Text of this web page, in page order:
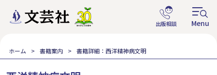
ホーム 書籍案内 書籍詳細：西洋精神病文明